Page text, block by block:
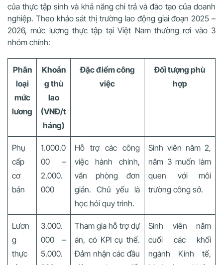
của thực tập sinh và khả năng chi trả và đào tạo của doanh
nghiệp. Theo khảo sát thị trường lao động giai đoạn 2025 –
2026, mức lương thực tập tại Việt Nam thường rơi vào 3
nhóm chính:
Phân
loại
mức
lương
Khoản
g thù
lao
(VNĐ/t
háng)
Đặc điểm công
việc
Đối tượng phù
hợp
Phụ
cấp
cơ
bản
1.000.0
00 –
2.000.
000
Hỗ trợ các công
việc hành chính,
văn phòng đơn
giản. Chủ yếu là
học hỏi quy trình.
Sinh viên năm 2,
năm 3 muốn làm
quen với môi
trường công sở.
Lươn
g
thực
3.000.
000 –
5.000.
Tham gia hỗ trợ dự
án, có KPI cụ thể.
Đảm nhận các đầu
Sinh viên năm
cuối các khối
ngành Kinh tế,